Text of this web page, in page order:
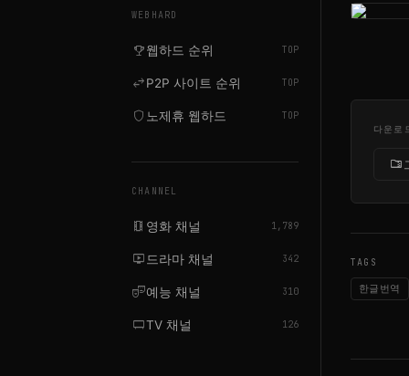
WEBHARD
emoji_events웹하드 순위 TOP
swap_horizP2P 사이트 순위 TOP
shield 노제휴 웹하드 TOP
CHANNEL
local_movies 영화 채널 1,789
live_tv 드라마 채널 342
theater_comedy예능 채널 310
tv_genTV 채널 126
다운로
folder_zip
TAGS
한글번역